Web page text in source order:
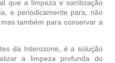
que a limpeza e sanitização
e periodicamente para, não
também para conservar a
da Interozone, é a solução
a limpeza profunda do